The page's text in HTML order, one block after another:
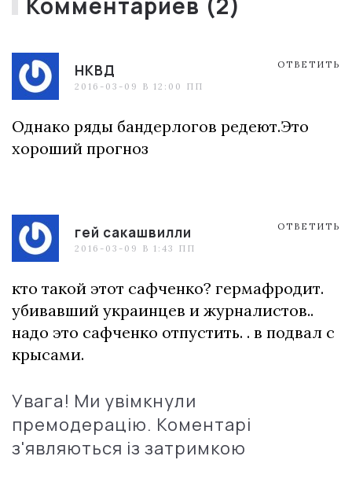
НКВД
2016-03-09 В 12:00 ПП
ОТВЕТИТЬ
Однако ряды бандерлогов редеют.Это
хороший прогноз
гей сакашвилли
2016-03-09 В 1:43 ПП
ОТВЕТИТЬ
кто такой этот сафченко? гермафродит.
убивавший украинцев и журналистов..
надо это сафченко отпустить. . в подвал с
крысами.
Увага! Ми увімкнули
премодерацію. Коментарі
з'являються із затримкою